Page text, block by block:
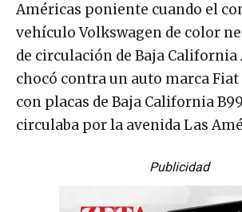
Américas poniente cuando el
vehículo Volkswagen de color
de circulación de Baja California
chocó contra un auto marca
con placas de Baja California
circulaba por la avenida Las
Publicidad